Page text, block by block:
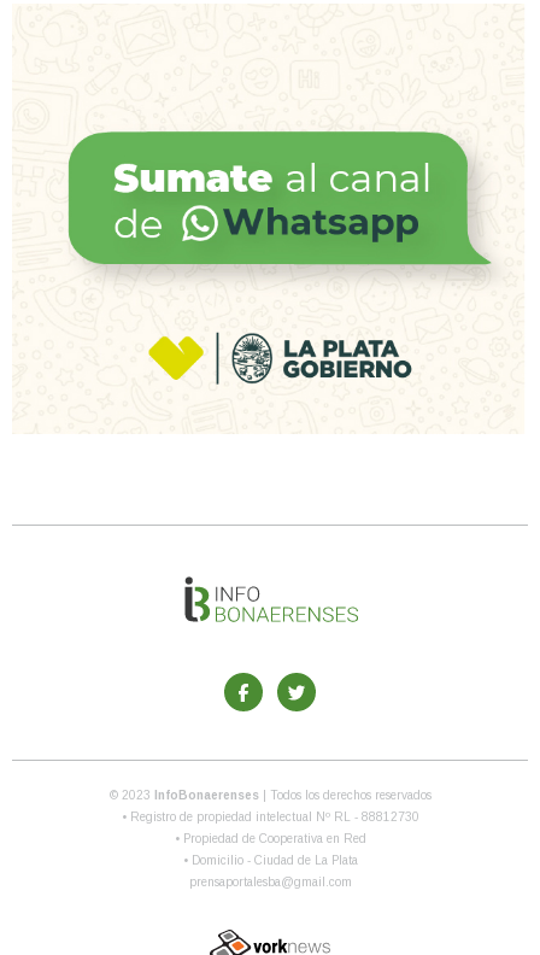
© 2023 InfoBonaerenses
| Todos los derechos reservados
• Registro de propiedad intelectual Nº RL - 88812730
• Propiedad de Cooperativa en Red
• Domicilio - Ciudad de La Plata
prensaportalesba@gmail.com